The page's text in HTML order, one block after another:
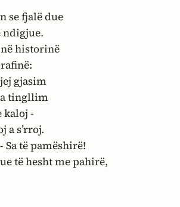
se fjalë due
ndigjue.
historinë
gjasim
tingllim
kaloj -
a s’rroj.
Sa të pamëshirë!
të hesht me pahirë,